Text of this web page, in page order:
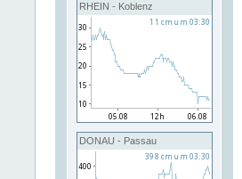
RHEIN - Koblenz
DONAU - Passau